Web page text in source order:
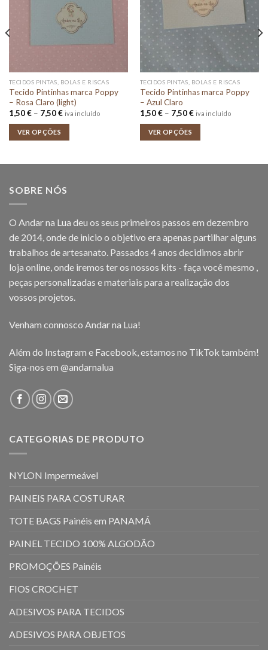
TECIDOS PINTAS, BOLAS E RISCAS
Tecido Pintinhas marca Poppy
– Rosa Claro (light)
1,50€ – 7,50€Price
7,50 €
iva incluído
VER OPÇÕES
TECIDOS PINTAS, BOLAS E RISCAS
Tecido Pintinhas marca Poppy
– Azul Claro
1,50€ – 7,50€Price
7,50 €
iva incluído
VER OPÇÕES
SOBRE NÓS
O Andar na Lua deu os seus primeiros passos em dezembro
de 2014, onde de inicio o objetivo era apenas partilhar alguns
trabalhos de artesanato. Passados 4 anos decidimos abrir
loja online, onde iremos ter os nossos kits - faça você mesmo ,
peças personalizadas e materiais para a realização dos
vossos projetos.
Venham connosco Andar na Lua!
Além do Instagram e Facebook, estamos no TikTok também!
Siga-nos em @andarnalua
CATEGORIAS DE PRODUTO
NYLON Impermeável
PAINEIS PARA COSTURAR
TOTE BAGS Painéis em PANAMÁ
PAINEL TECIDO 100% ALGODÃO
PROMOÇÕES Painéis
FIOS CROCHET
ADESIVOS PARA TECIDOS
ADESIVOS PARA OBJETOS